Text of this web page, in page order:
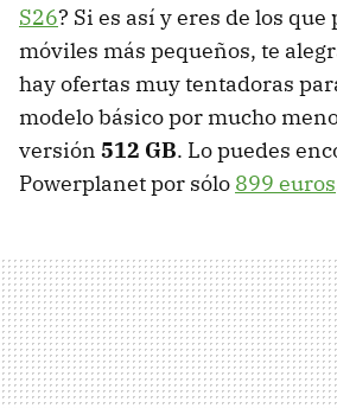
S26? Si es así y eres de los
móviles más pequeños, te
hay ofertas muy tentadoras
modelo básico por mucho
versión 512 GB. Lo puedes
Powerplanet por sólo 899 euros